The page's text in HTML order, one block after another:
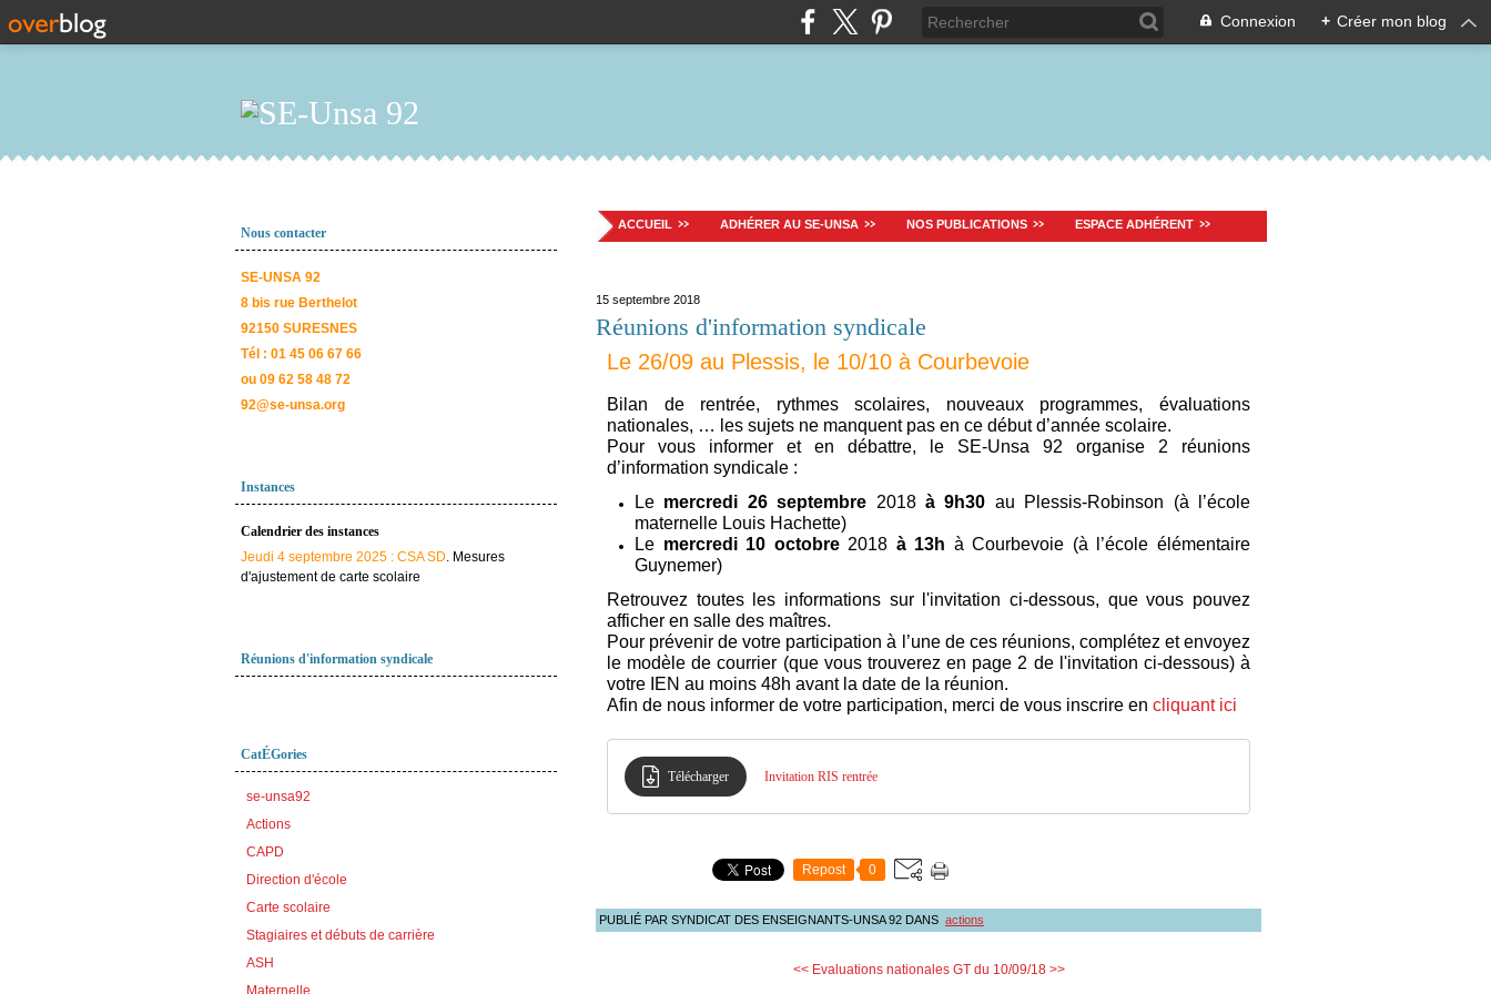
Connexion + Créer mon blog
Nous contacter
SE-UNSA 92
8 bis rue Berthelot
92150 SURESNES
Tél : 01 45 06 67 66
ou 09 62 58 48 72
92@se-unsa.org
Instances
Calendrier des instances
Jeudi 4 septembre 2025 : CSA SD. Mesures
d'ajustement de carte scolaire
Réunions d'information syndicale
CatÉGories
se-unsa92
Actions
CAPD
Direction d'école
Carte scolaire
Stagiaires et débuts de carrière
ASH
Maternelle
ACCUEIL ADHÉRER AU SE-UNSA NOS PUBLICATIONS ESPACE ADHÉRENT
15 septembre 2018
Réunions d'information syndicale
Le 26/09 au Plessis, le 10/10 à Courbevoie
Bilan de rentrée, rythmes scolaires, nouveaux programmes, évaluations
nationales, … les sujets ne manquent pas en ce début d’année scolaire.
Pour vous informer et en débattre, le SE-Unsa 92 organise 2 réunions
d’information syndicale :
Le mercredi 26 septembre 2018à 9h30 au Plessis-Robinson (à l’école
maternelle Louis Hachette)
Le mercredi 10 octobre 2018 à 13h à Courbevoie (à l’école élémentaire
Guynemer)
Retrouvez toutes les informations sur l'invitation ci-dessous, que vous pouvez
afficher en salle des maîtres.
Pour prévenir de votre participation à l’une de ces réunions, complétez et envoyez
le modèle de courrier (que vous trouverez en page 2 de l'invitation ci-dessous) à
votre IEN au moins 48h avant la date de la réunion.
Afin de nous informer de votre participation, merci de vous inscrire en cliquant ici
Télécharger Invitation RIS rentrée
Repost 0
PUBLIÉ PAR SYNDICAT DES ENSEIGNANTS-UNSA 92 DANS actions
<< Evaluations nationales GT du 10/09/18 >>